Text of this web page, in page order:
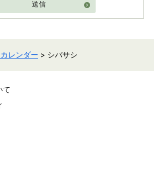
送信
レンダー > シバサシ
て